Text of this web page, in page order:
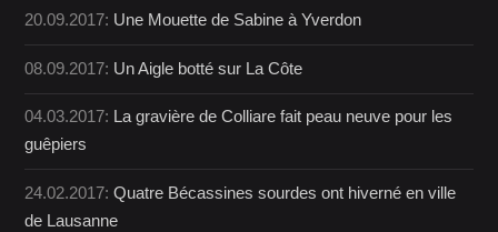
20.09.2017: Une Mouette de Sabine à Yverdon
08.09.2017: Un Aigle botté sur La Côte
04.03.2017: La gravière de Colliare fait peau neuve pour les
guêpiers
24.02.2017:Quatre Bécassines sourdes ont hiverné en ville
de Lausanne